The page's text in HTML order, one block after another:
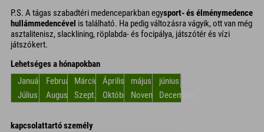
P.S. A tágas szabadtéri medenceparkban egysport- és élménymedence
hullámmedencével is található. Ha pedig változásra vágyik, ott van még
asztalitenisz, slacklining, röplabda- és focipálya, játszótér és vízi
játszókert.
Lehetséges a hónapokban
Január
Február Március Április május
június
Július
AugusztusSzept. Október NovemberDecember
kapcsolattartó személy